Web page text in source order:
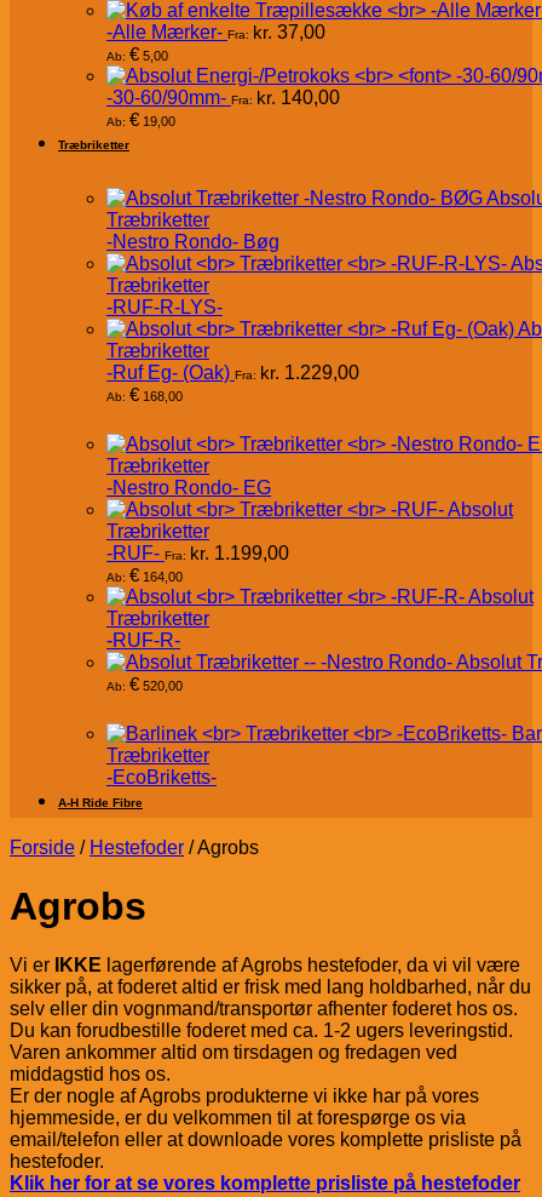
-Alle Mærker- Fra: kr. 37,00
Ab: € 5,00
-30-60/90mm- Fra: kr. 140,00
Ab: € 19,00
Træbriketter
Træbriketter
-Nestro Rondo- Bøg
Træbriketter
-RUF-R-LYS-
Træbriketter
-Ruf Eg- (Oak) Fra: kr. 1.229,00
Ab: € 168,00
Træbriketter
-Nestro Rondo- EG
Absolut
Træbriketter
-RUF- Fra: kr. 1.199,00
Ab: € 164,00
Absolut
Træbriketter
-RUF-R-
Absolut
Ab: € 520,00
Træbriketter
-EcoBriketts-
A-H Ride Fibre
Forside / Hestefoder /Agrobs
Agrobs
Vi er IKKE lagerførende af Agrobs hestefoder, da vi vil være
sikker på, at foderet altid er frisk med lang holdbarhed, når du
selv eller din vognmand/transportør afhenter foderet hos os.
Du kan forudbestille foderet med ca. 1-2 ugers leveringstid.
Varen ankommer altid om tirsdagen og fredagen ved
middagstid hos os.
Er der nogle af Agrobs produkterne vi ikke har på vores
hjemmeside, er du velkommen til at forespørge os via
email/telefon eller at downloade vores komplette prisliste på
hestefoder.
Klik her for at se vores komplette prisliste på hestefoder